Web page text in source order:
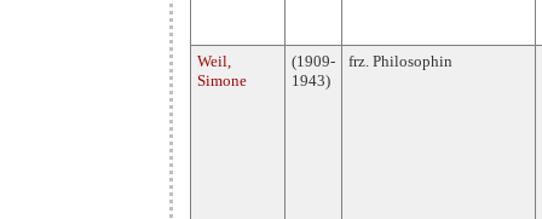
Weil,
Simone
(1909-
1943)
frz. Philosophin